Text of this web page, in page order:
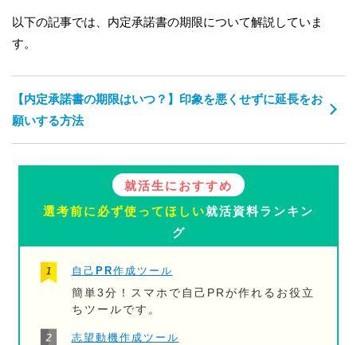
以下の記事では、内定承諾書の期限について解説していま
す。
【内定承諾書の期限はいつ？】印象を悪くせずに延長をお
願いする方法
就活生におすすめ
選考前に必ず使ってほしい就活資料ランキン
グ
自己PR作成ツール
簡単3分！スマホで自己PRが作れるお役立
ちツールです。
志望動機作成ツール